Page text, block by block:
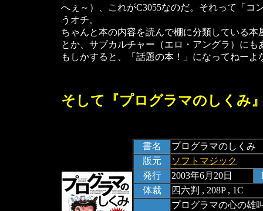
へぇ～）、これがC3055なのだ。それって「
うオチ。
ちゃんと本の内容を読んで棚に分類している本
とか、サブカルチャー（エロ・アングラ）にも
もしかすると、「話題の本！」になってねーよ
そして『プログラマのしくみ
書名
プログラマのしくみ
版元
ソフトマジック
発行
2003年6月20日
体裁
四六判 , 208P , 1C
プログラマの心の雄